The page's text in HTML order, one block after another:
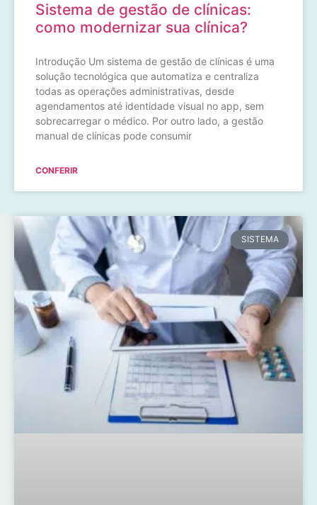
Sistema de gestão de clínicas:
como modernizar sua clínica?
Introdução Um sistema de gestão de clínicas é uma
solução tecnológica que automatiza e centraliza
todas as operações administrativas, desde
agendamentos até identidade visual no app, sem
sobrecarregar o médico. Por outro lado, a gestão
manual de clínicas pode consumir
CONFERIR
SISTEMA